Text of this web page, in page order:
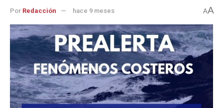
Por Redacción hace 9 meses AA